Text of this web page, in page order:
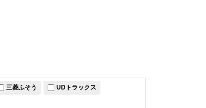
三菱ふそう UDトラックス